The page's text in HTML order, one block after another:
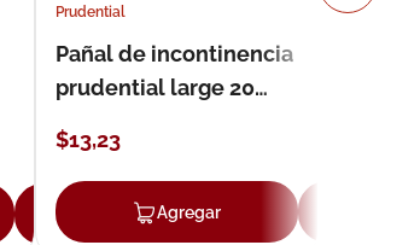
Agregar
Prudential
Pañal de incontinencia
prudential large 20
$13,23
Agregar